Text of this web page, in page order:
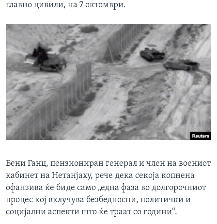
главно цивили, на 7 октомври.
Бени Ганц, пензиониран генерал и член на воениот
кабинет на Нетанјаху, рече дека секоја копнена
офанзива ќе биде само „една фаза во долгорочниот
процес кој вклучува безбедносни, политички и
социјални аспекти што ќе траат со години“.